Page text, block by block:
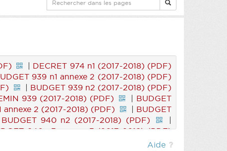
| DECRET 974 n1 (2017-2018) (PDF)
939 n1 annexe 2 (2017-2018) (PDF)
| BUDGET 939 n2 (2017-2018) (PDF)
939 (2017-2018) (PDF) | BUDGET
annexe 2 (2017-2018) (PDF) | BUDGET
BUDGET 940 n2 (2017-2018) (PDF)
|
940 n3 annexe 3 (2017-2018) (PDF)
PARCHEMIN 940 (2017-2018) (PDF)
|
Aide